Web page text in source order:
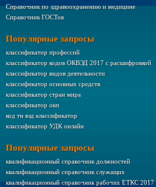
Справочник по здравоохранению и медицине
Справочник ГОСТов
Популярные запросы
классификатор профессий
классификатор кодов ОКВЭД 2017 с расшифровкой
классификатор видов деятельности
классификатор основных средств
классификатор стран мира
классификатор окп
код тн вэд классификатор
классификатор УДК онлайн
Популярные запросы
квалификационный справочник должностей
квалификационный справочник служащих
квалификационный справочник рабочих ЕТКС 2017